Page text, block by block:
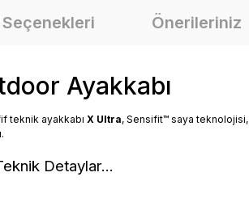
Önerileriniz
Ayakkabı
teknik ayakkabı X Ultra, Sensifit™ saya teknolojisi,
Detaylar...